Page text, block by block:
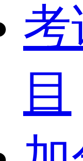
考
目